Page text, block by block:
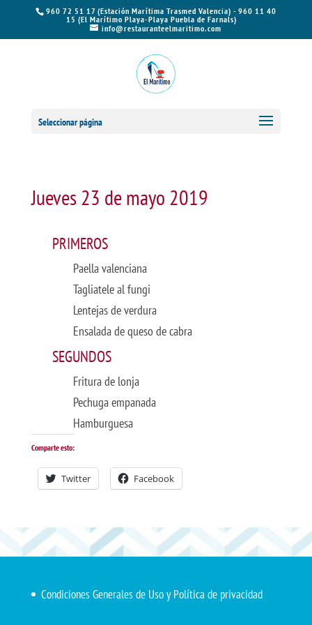
960 72 51 17 (Estación Marítima Trasmed Valencia) - 960 11 40
15 (El Marítimo Playa-Playa Puebla de Farnals)
info@restauranteelmaritimo.com
Seleccionar página
Jueves 23 de mayo 2019
PRIMEROS
Paella valenciana
Tagliatele al fungi
Lentejas de verdura
Ensalada de queso de cabra
SEGUNDOS
Fritura de lonja
Pechuga empanada
Hamburguesa
Comparte esto:
Twitter Facebook
Condiciones Generales de Uso y Política de privacidad